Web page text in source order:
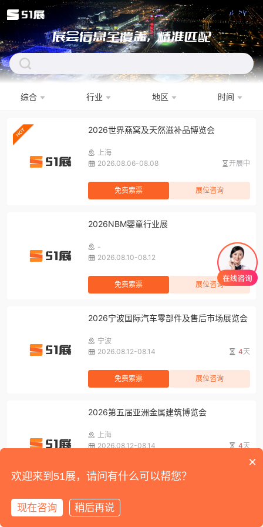
展会信息全覆盖，精准匹配
综合 行业 地区
时间
2026世界燕窝及天然滋补品博览会
上海
2026.08.06-08.08
开展中
免费索票 展位咨询
2026NBM婴童行业展
-
2026.08.10-08.12
2天
免费索票 展位咨询
2026宁波国际汽车零部件及售后市场展览会
宁波
2026.08.12-08.14
4天
免费索票 展位咨询
2026第五届亚洲金属建筑博览会
上海
2026.08.12-08.14
4天
免费索票
2026亚洲混凝土世界博览会
×
欢迎来到51展，请问有什么可以帮您？
现在咨询 稍后再说